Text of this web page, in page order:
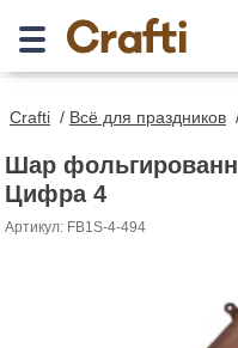
Crafti / Всё для праздников
Шар
Цифра 4
Артикул: FB1S-4-494